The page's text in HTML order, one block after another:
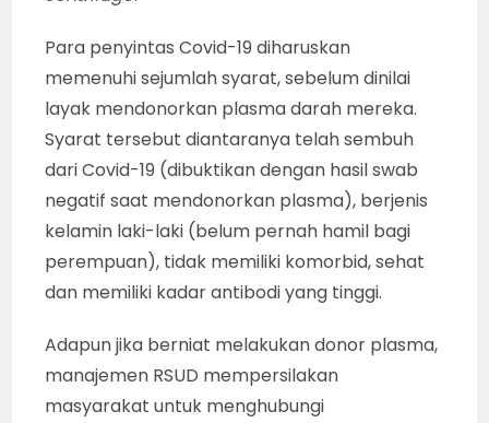
Para penyintas Covid-19 diharuskan
memenuhi sejumlah syarat, sebelum dinilai
layak mendonorkan plasma darah mereka.
Syarat tersebut diantaranya telah sembuh
dari Covid-19 (dibuktikan dengan hasil swab
negatif saat mendonorkan plasma), berjenis
kelamin laki-laki (belum pernah hamil bagi
perempuan), tidak memiliki komorbid, sehat
dan memiliki kadar antibodi yang tinggi.
Adapun jika berniat melakukan donor plasma,
manajemen RSUD mempersilakan
masyarakat untuk menghubungi